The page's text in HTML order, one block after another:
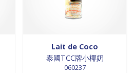
Lait de Coco
泰國TCC牌小椰奶
060237